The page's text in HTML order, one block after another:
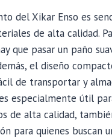
del Xikar Enso es
de alta calidad.
que pasar un paño
el diseño
de transportar y
especialmente útil
de alta calidad,
para quienes buscan